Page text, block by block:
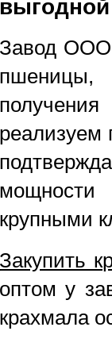
Завод
получения
реализуем
мощности
крупными
Закупить
оптом у
крахмала